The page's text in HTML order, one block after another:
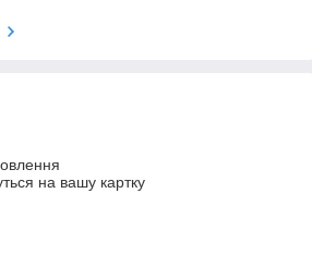
на вашу картку